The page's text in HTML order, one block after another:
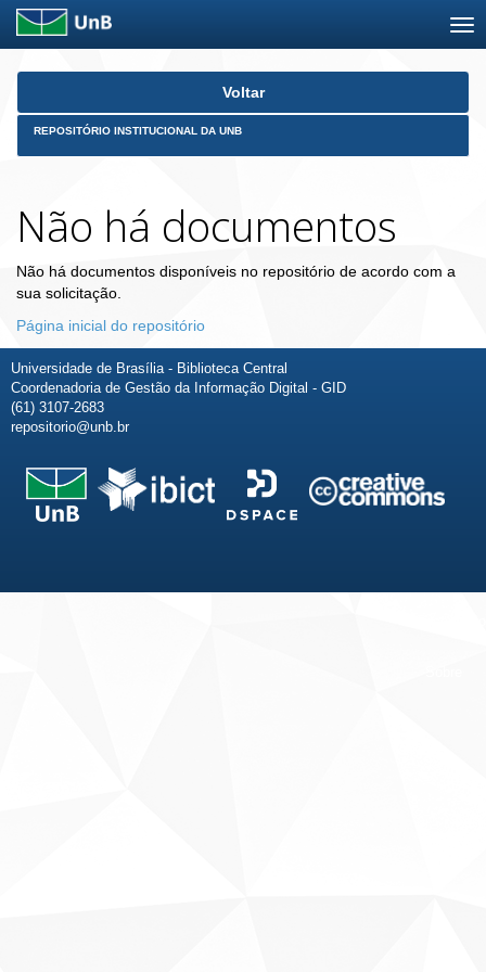
Skip
Voltar
REPOSITÓRIO INSTITUCIONAL DA UNB
Não há documentos
Não há documentos disponíveis no repositório de acordo com a
sua solicitação.
Página inicial do repositório
Universidade de Brasília - Biblioteca Central
Coordenadoria de Gestão da Informação Digital - GID
(61) 3107-2683
repositorio@unb.br